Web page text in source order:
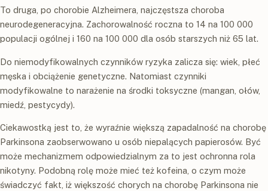
To druga, po chorobie Alzheimera, najczęstsza choroba
neurodegeneracyjna. Zachorowalność roczna to 14 na 100 000
populacji ogólnej i 160 na 100 000 dla osób starszych niż 65 lat.
Do niemodyfikowalnych czynników ryzyka zalicza się: wiek, płeć
męska i obciążenie genetyczne. Natomiast czynniki
modyfikowalne to narażenie na środki toksyczne (mangan, ołów,
miedź, pestycydy).
Ciekawostką jest to, że wyraźnie większą zapadalność na chorobę
Parkinsona zaobserwowano u osób niepalących papierosów. Być
może mechanizmem odpowiedzialnym za to jest ochronna rola
nikotyny. Podobną rolę może mieć też kofeina, o czym może
świadczyć fakt, iż większość chorych na chorobę Parkinsona nie